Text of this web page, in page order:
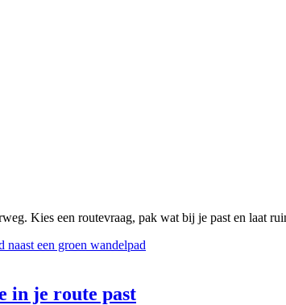
Kies een routevraag, pak wat bij je past en laat
in je route past